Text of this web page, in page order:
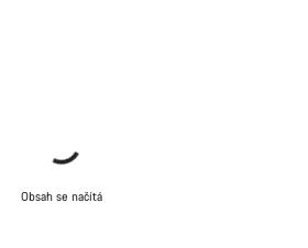
Obsah se načítá